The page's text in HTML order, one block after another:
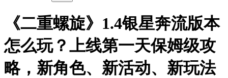
《二重螺旋》1.4银星奔流版本
怎么玩？上线第一天保姆级攻
略，新角色、新活动、新玩法